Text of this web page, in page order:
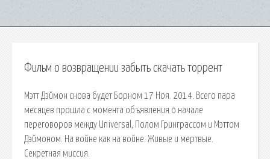
Фильм о возвращении забыть скачать торрент
Мэтт Дэймон снова будет Борном 17 Ноя. 2014. Всего пара
месяцев прошла с момента объявления о начале
переговоров между Universal, Полом Гринграссом и Мэттом
Дэймоном. На войне как на войне. Живые и мертвые.
Секретная миссия.